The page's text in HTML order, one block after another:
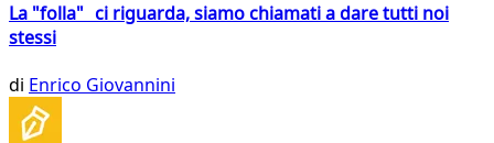
La "folla" ci riguarda, siamo chiamati a dare tutti noi
stessi
di Enrico Giovannini